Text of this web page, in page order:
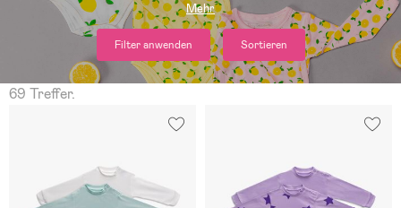
Mehr
Filter anwenden Sortieren
69 Treffer.